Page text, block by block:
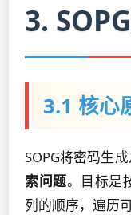
3.
3.1 核心
SOPG将密码生
索问题。目标是
列的顺序，遍历